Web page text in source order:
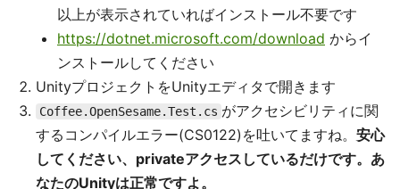
以上が表示されていればインストール不要です
https://dotnet.microsoft.com/download からイ
ンストールしてください
UnityプロジェクトをUnityエディタで開きます
Coffee.OpenSesame.Test.cs がアクセシビリティに関
するコンパイルエラー(CS0122)を吐いてますね。 安心
してください、privateアクセスしているだけです。あ
なたのUnityは正常ですよ。